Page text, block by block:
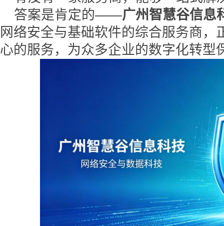
答案是肯定的——广州智慧谷信息
网络安全与基础软件的综合服务商，
心的服务，为众多企业的数字化转型